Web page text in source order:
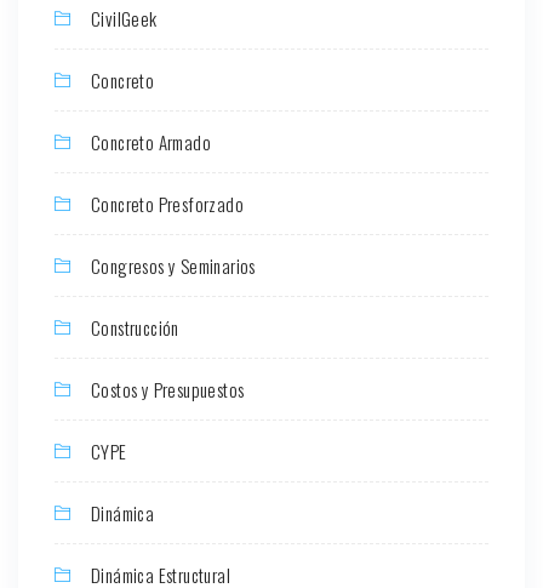
CivilGeek
Concreto
Concreto Armado
Concreto Presforzado
Congresos y Seminarios
Construcción
Costos y Presupuestos
CYPE
Dinámica
Dinámica Estructural